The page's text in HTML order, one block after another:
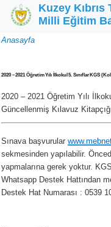
Ana içeriğe atla
Kuzey
Milli Eğitim
Sayfa
Anasayfa
2020 – 2021 Öğretim Yılı İlkokul 5. Sınıflar KGS
2020 – 2021 Öğretim Yılı
Güncellenmiş Kılavuz
Sınava başvurular
sekmesinden yapılabilir.
yapmalarına gerek yoktur.
Whatsapp Destek Hattından
Destek Hat Numarası : 0539